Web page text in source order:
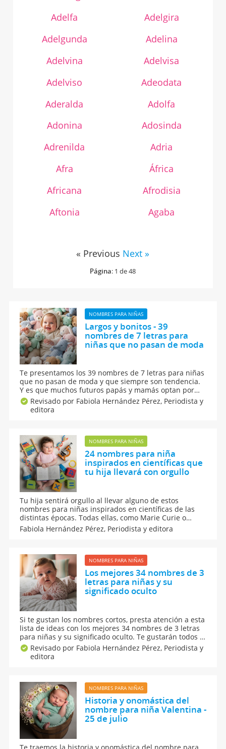
Adelfa
Adelgira
Adelgunda
Adelina
Adelvina
Adelvisa
Adelviso
Adeodata
Aderalda
Adolfa
Adonina
Adosinda
Adrenilda
Adria
Afra
África
Africana
Afrodisia
Aftonia
Agaba
« Previous Next »
Página: 1 de 48
NOMBRES PARA NIÑAS
Largos y bonitos - 39
nombres de 7 letras para
niñas que no pasan de moda
Te presentamos los 39 nombres de 7 letras para niñas
que no pasan de moda y que siempre son tendencia.
Y es que muchos futuros papás y mamás optan por
nombres largos para niñas porque se relacionan con
bebés con mucha personalidad y porque poseen una
Revisado por Fabiola Hernández Pérez, Periodista y
editora
NOMBRES PARA NIÑAS
24 nombres para niña
inspirados en científicas que
tu hija llevará con orgullo
Tu hija sentirá orgullo al llevar alguno de estos
nombres para niñas inspirados en científicas de las
distintas épocas. Todas ellas, como Marie Curie o
Hipatia, abrieron el camino a las mujeres, y se
merecen un homenaje. Aquí, 24 nombres para niña
orgullo.
Fabiola Hernández Pérez, Periodista y editora
NOMBRES PARA NIÑAS
Los mejores 34 nombres de 3
letras para niñas y su
significado oculto
Si te gustan los nombres cortos, presta atención a esta
lista de ideas con los mejores 34 nombres de 3 letras
para niñas y su significado oculto. Te gustarán todos y
los amarás tanto que te resultará difícil elegir el
nombre de tu pequeña. Bonitos y con mucha
Revisado por Fabiola Hernández Pérez, Periodista y
editora
NOMBRES PARA NIÑAS
Historia y onomástica del
nombre para niña Valentina -
25 de julio